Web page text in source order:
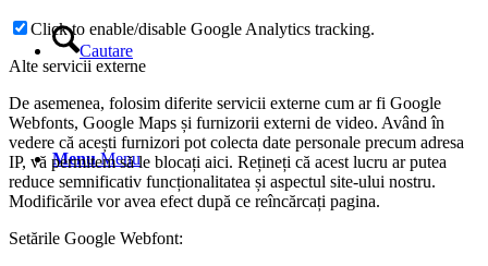
Cautare
Menu Menu
Click to enable/disable Google Analytics tracking.
Alte servicii externe
De asemenea, folosim diferite servicii externe cum ar fi Google
Webfonts, Google Maps și furnizorii externi de video. Având în
vedere că acești furnizori pot colecta date personale precum adresa
IP, vă permitem să le blocați aici. Rețineți că acest lucru ar putea
reduce semnificativ funcționalitatea și aspectul site-ului nostru.
Modificările vor avea efect după ce reîncărcați pagina.
Setările Google Webfont: